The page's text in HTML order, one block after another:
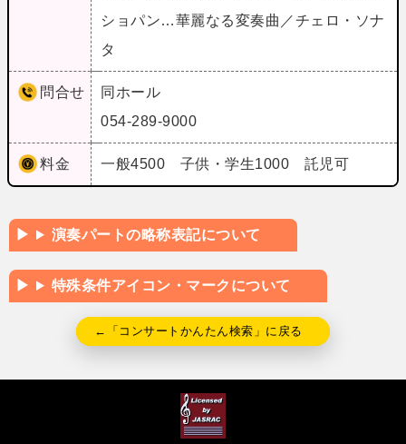
ショパン…華麗なる変奏曲／チェロ・ソナ
タ
問合せ
同ホール
054-289-9000
料金 一般4500 子供・学生1000 託児可
演奏パートの略称表記について
特殊条件アイコン・マークについて
←「コンサートかんたん検索」に戻る